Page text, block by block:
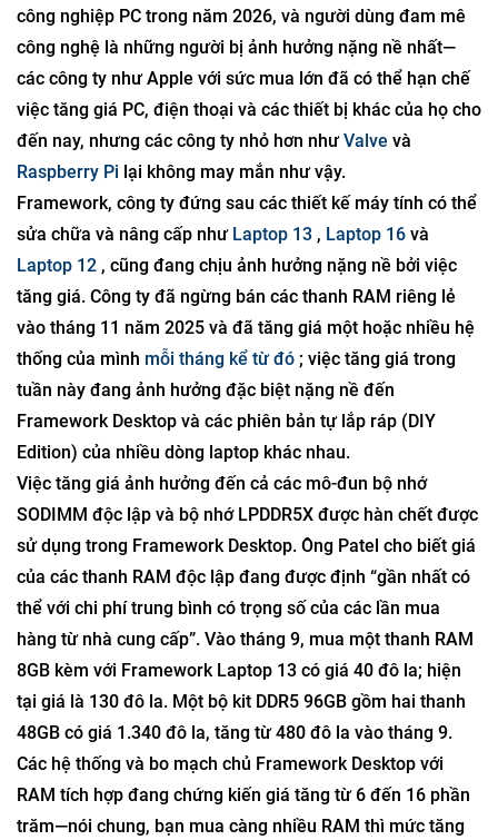
công nghiệp PC trong năm 2026, và người dùng đam mê
công nghệ là những người bị ảnh hưởng nặng nề nhất—
các công ty như Apple với sức mua lớn đã có thể hạn chế
việc tăng giá PC, điện thoại và các thiết bị khác của họ cho
đến nay, nhưng các công ty nhỏ hơn nhưValve và
Raspberry Pi lại không may mắn như vậy.
Framework, công ty đứng sau các thiết kế máy tính có thể
sửa chữa và nâng cấp như Laptop 13 , Laptop 16 và
Laptop 12 , cũng đang chịu ảnh hưởng nặng nề bởi việc
tăng giá. Công ty đã ngừng bán các thanh RAM riêng lẻ
vào tháng 11 năm 2025 và đã tăng giá một hoặc nhiều hệ
thống của mình mỗi tháng kể từ đó ; việc tăng giá trong
tuần này đang ảnh hưởng đặc biệt nặng nề đến
Framework Desktop và các phiên bản tự lắp ráp (DIY
Edition) của nhiều dòng laptop khác nhau.
Việc tăng giá ảnh hưởng đến cả các mô-đun bộ nhớ
SODIMM độc lập và bộ nhớ LPDDR5X được hàn chết được
sử dụng trong Framework Desktop. Ông Patel cho biết giá
của các thanh RAM độc lập đang được định “gần nhất có
thể với chi phí trung bình có trọng số của các lần mua
hàng từ nhà cung cấp”. Vào tháng 9, mua một thanh RAM
8GB kèm với Framework Laptop 13 có giá 40 đô la; hiện
tại giá là 130 đô la. Một bộ kit DDR5 96GB gồm hai thanh
48GB có giá 1.340 đô la, tăng từ 480 đô la vào tháng 9.
Các hệ thống và bo mạch chủ Framework Desktop với
RAM tích hợp đang chứng kiến ​​giá tăng từ 6 đến 16 phần
trăm—nói chung, bạn mua càng nhiều RAM thì mức tăng